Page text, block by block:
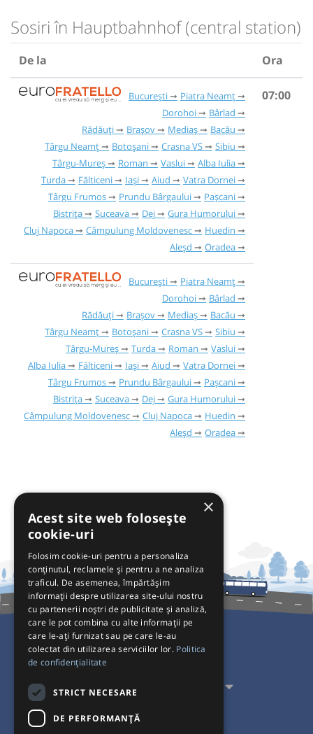
Sosiri în Hauptbahnhof (central station)
De la Ora
București
Piatra Neamț
Dorohoi
Bârlad
Rădăuți
Brașov Mediaș
Bacău
Târgu Neamț
Botoșani Crasna VS
Sibiu
Târgu-Mureș
Roman Vaslui
Alba Iulia
Turda
Fălticeni Iași Aiud
Vatra Dornei
Târgu Frumos
Prundu Bârgaului
Pașcani
Bistrița
Suceava Dej
Gura Humorului
Cluj Napoca
Câmpulung Moldovenesc
Huedin
Aleșd
Oradea
07:00
București
Piatra Neamț
Dorohoi
Bârlad
Rădăuți
Brașov Mediaș
Bacău
Târgu Neamț
Botoșani Crasna VS
Sibiu
Târgu-Mureș
Turda Roman
Vaslui
Alba Iulia
Fălticeni Iași Aiud
Vatra Dornei
Târgu Frumos
Prundu Bârgaului
Pașcani
Bistrița
Suceava Dej
Gura Humorului
Câmpulung Moldovenesc
Cluj Napoca
Huedin
Aleșd
Oradea
Pentru Călători
Pentru Transportatori
Interacționăm
×
Acest site web folosește
cookie-uri
Folosim cookie-uri pentru a personaliza
conținutul, reclamele și pentru a ne analiza
traficul. De asemenea, împărtășim
informații despre utilizarea site-ului nostru
cu partenerii noștri de publicitate și analiză,
care le pot combina cu alte informații pe
care le-ați furnizat sau pe care le-au
colectat din utilizarea serviciilor lor. Politica
de confidențialitate
STRICT NECESARE
DE PERFORMANȚĂ